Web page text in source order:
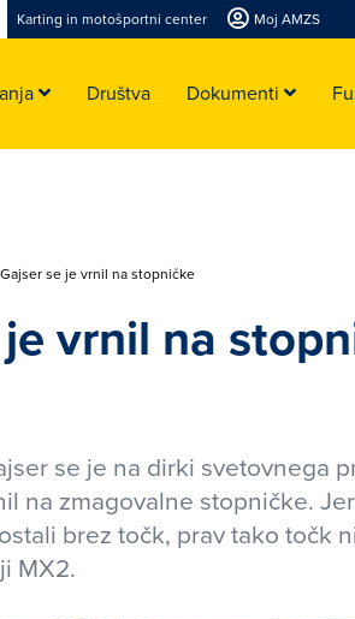
Karting in motošportni center Moj AMZS
Društva Dokumenti
Gajser se je vrnil na stopničke
vrnil na
se je na dirki svetovnega
na zmagovalne stopničke.
brez točk, prav tako točk
MX2.